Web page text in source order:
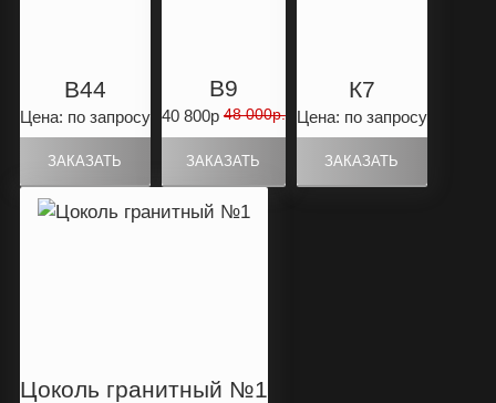
B44
Цена: по запросу
B9
40 800р 48 000р.
К7
Цена: по запросу
Цоколь гранитный №1